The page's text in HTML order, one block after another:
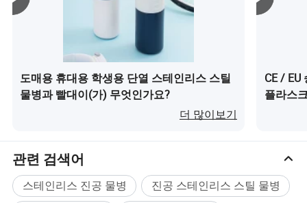
도매용 휴대용 학생용 단열 스테인리스 스틸
물병과 빨대이(가) 무엇인가요?
더 많이보기
CE / EU
플라스
관련 검색어
스테인리스 진공 물병
진공 스테인리스 스틸 물병